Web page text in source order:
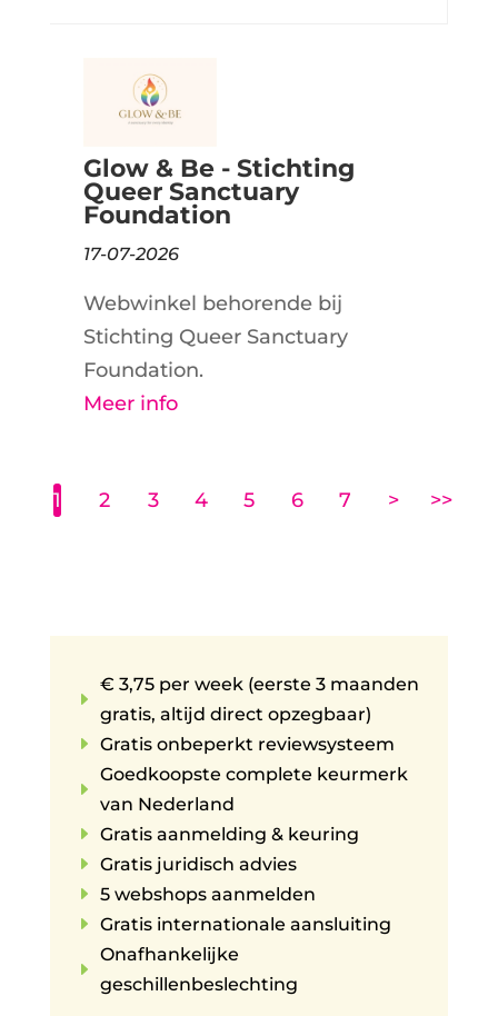
Glow & Be - Stichting
Queer Sanctuary
Foundation
17-07-2026
Webwinkel behorende bij
Stichting Queer Sanctuary
Foundation.
Meer info
1 2 3 4 5 6 7 > >>
E
€ 3,75 per week (eerste 3 maanden
gratis, altijd direct opzegbaar)
E Gratis onbeperkt reviewsysteem
E
Goedkoopste complete keurmerk
van Nederland
E Gratis aanmelding & keuring
E Gratis juridisch advies
E 5 webshops aanmelden
E Gratis internationale aansluiting
E
Onafhankelijke
geschillenbeslechting